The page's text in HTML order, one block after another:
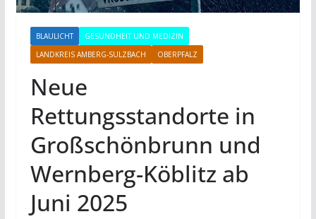
BLAULICHT
GESUNDHEIT UND MEDIZIN
LANDKREIS AMBERG-SULZBACH
OBERPFALZ
Neue
Rettungsstandorte in
Großschönbrunn und
Wernberg-Köblitz ab
Juni 2025